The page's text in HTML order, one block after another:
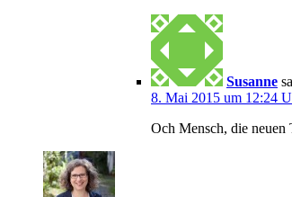
Susanne
8. Mai 2015 um 12:24
Och Mensch, die neuen